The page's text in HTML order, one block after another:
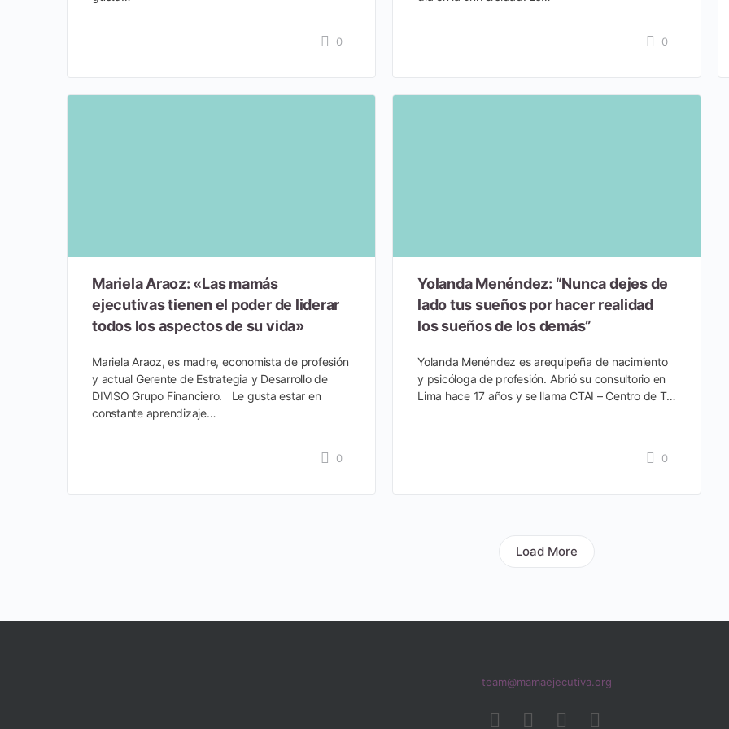
0 0
Mariela Araoz: «Las mamás
ejecutivas tienen el poder de liderar
todos los aspectos de su vida»
Mariela Araoz, es madre, economista de profesión
y actual Gerente de Estrategia y Desarrollo de
DIVISO Grupo Financiero. Le gusta estar en
constante aprendizaje…
0
Yolanda Menéndez: “Nunca dejes de
lado tus sueños por hacer realidad
los sueños de los demás”
Yolanda Menéndez es arequipeña de nacimiento
y psicóloga de profesión. Abrió su consultorio en
Lima hace 17 años y se llama CTAI – Centro de T…
0
Load More
team@mamaejecutiva.org